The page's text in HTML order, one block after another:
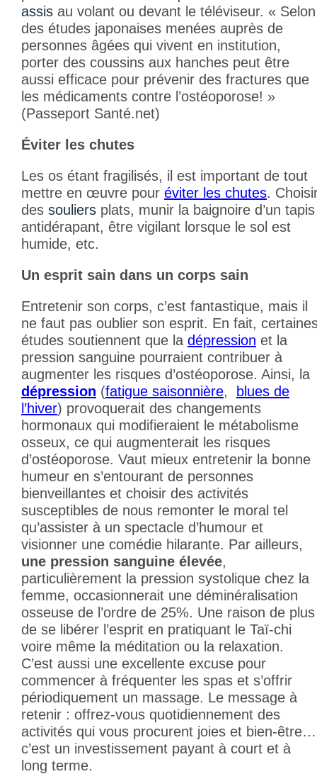
assis au volant ou devant le téléviseur. « Selon
des études japonaises menées auprès de
personnes âgées qui vivent en institution,
porter des coussins aux hanches peut être
aussi efficace pour prévenir des fractures que
les médicaments contre l’ostéoporose! »
(Passeport Santé.net)
Éviter les chutes
Les os étant fragilisés, il est important de tout
mettre en œuvre pour éviter les chutes.
des souliers plats, munir la baignoire d’un tapis
antidérapant, être vigilant lorsque le sol est
humide, etc.
Un esprit sain dans un corps sain
Entretenir son corps, c’est fantastique, mais il
ne faut pas oublier son esprit. En fait,
études soutiennent que la dépression et la
pression sanguine pourraient contribuer à
augmenter les risques d’ostéoporose. Ainsi, la
dépression (fatigue saisonnière, blues de
l’hiver) provoquerait des changements
hormonaux qui modifieraient le métabolisme
osseux, ce qui augmenterait les risques
d’ostéoporose. Vaut mieux entretenir la bonne
humeur en s’entourant de personnes
bienveillantes et choisir des activités
susceptibles de nous remonter le moral tel
qu’assister à un spectacle d’humour et
visionner une comédie hilarante. Par ailleurs,
une pression sanguine élevée,
particulièrement la pression systolique chez la
femme, occasionnerait une déminéralisation
osseuse de l’ordre de 25%. Une raison de plus
de se libérer l’esprit en pratiquant le Taï-chi
voire même la méditation ou la relaxation.
C’est aussi une excellente excuse pour
commencer à fréquenter les spas et s’offrir
périodiquement un massage. Le message à
retenir : offrez-vous quotidiennement des
activités qui vous procurent joies et bien-être…
c’est un investissement payant à court et à
long terme.